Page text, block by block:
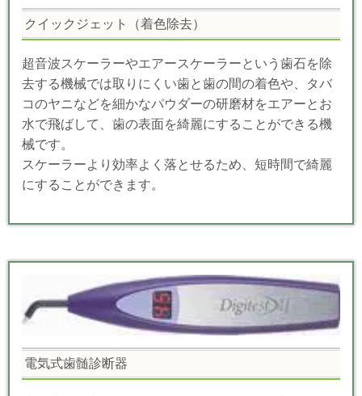
クイックジェット（着色除去）
超音波スケーラーやエアースケーラーという歯石を除
去する機械では取りにくい歯と歯の間の着色や、タバ
コのヤニなどを細かなパウダーの研磨材をエアーとお
水で飛ばして、歯の表面を綺麗にすることができる機
械です。
スケーラーより効率よく落とせるため、短時間で綺麗
にすることができます。
電気式歯髄診断器